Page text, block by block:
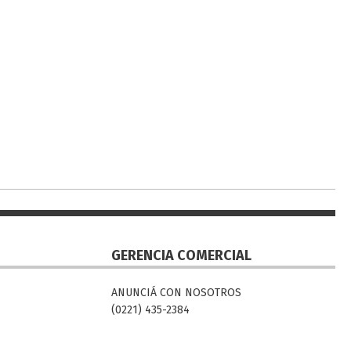
GERENCIA COMERCIAL
ANUNCIÁ CON NOSOTROS
(0221) 435-2384